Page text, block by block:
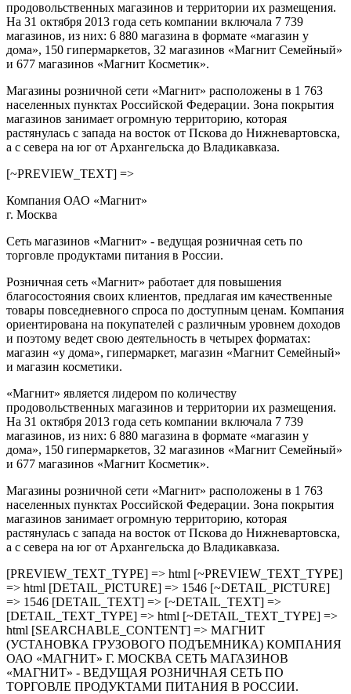
продовольственных магазинов и территории их размещения.
На 31 октября 2013 года сеть компании включала 7 739
магазинов, из них: 6 880 магазина в формате «магазин у
дома», 150 гипермаркетов, 32 магазинов «Магнит Семейный»
и 677 магазинов «Магнит Косметик».
Магазины розничной сети «Магнит» расположены в 1 763
населенных пунктах Российской Федерации. Зона покрытия
магазинов занимает огромную территорию, которая
растянулась с запада на восток от Пскова до Нижневартовска,
а с севера на юг от Архангельска до Владикавказа.
[~PREVIEW_TEXT] =>
Компания ОАО «Магнит»
г. Москва
Сеть магазинов «Магнит» - ведущая розничная сеть по
торговле продуктами питания в России.
Розничная сеть «Магнит» работает для повышения
благосостояния своих клиентов, предлагая им качественные
товары повседневного спроса по доступным ценам. Компания
ориентирована на покупателей с различным уровнем доходов
и поэтому ведет свою деятельность в четырех форматах:
магазин «у дома», гипермаркет, магазин «Магнит Семейный»
и магазин косметики.
«Магнит» является лидером по количеству
продовольственных магазинов и территории их размещения.
На 31 октября 2013 года сеть компании включала 7 739
магазинов, из них: 6 880 магазина в формате «магазин у
дома», 150 гипермаркетов, 32 магазинов «Магнит Семейный»
и 677 магазинов «Магнит Косметик».
Магазины розничной сети «Магнит» расположены в 1 763
населенных пунктах Российской Федерации. Зона покрытия
магазинов занимает огромную территорию, которая
растянулась с запада на восток от Пскова до Нижневартовска,
а с севера на юг от Архангельска до Владикавказа.
[PREVIEW_TEXT_TYPE] => html [~PREVIEW_TEXT_TYPE]
=> html [DETAIL_PICTURE] => 1546 [~DETAIL_PICTURE]
=> 1546 [DETAIL_TEXT] => [~DETAIL_TEXT] =>
[DETAIL_TEXT_TYPE] => html [~DETAIL_TEXT_TYPE] =>
html [SEARCHABLE_CONTENT] => МАГНИТ
(УСТАНОВКА ГРУЗОВОГО ПОДЪЕМНИКА) КОМПАНИЯ
ОАО «МАГНИТ» Г. МОСКВА СЕТЬ МАГАЗИНОВ
«МАГНИТ» - ВЕДУЩАЯ РОЗНИЧНАЯ СЕТЬ ПО
ТОРГОВЛЕ ПРОДУКТАМИ ПИТАНИЯ В РОССИИ.